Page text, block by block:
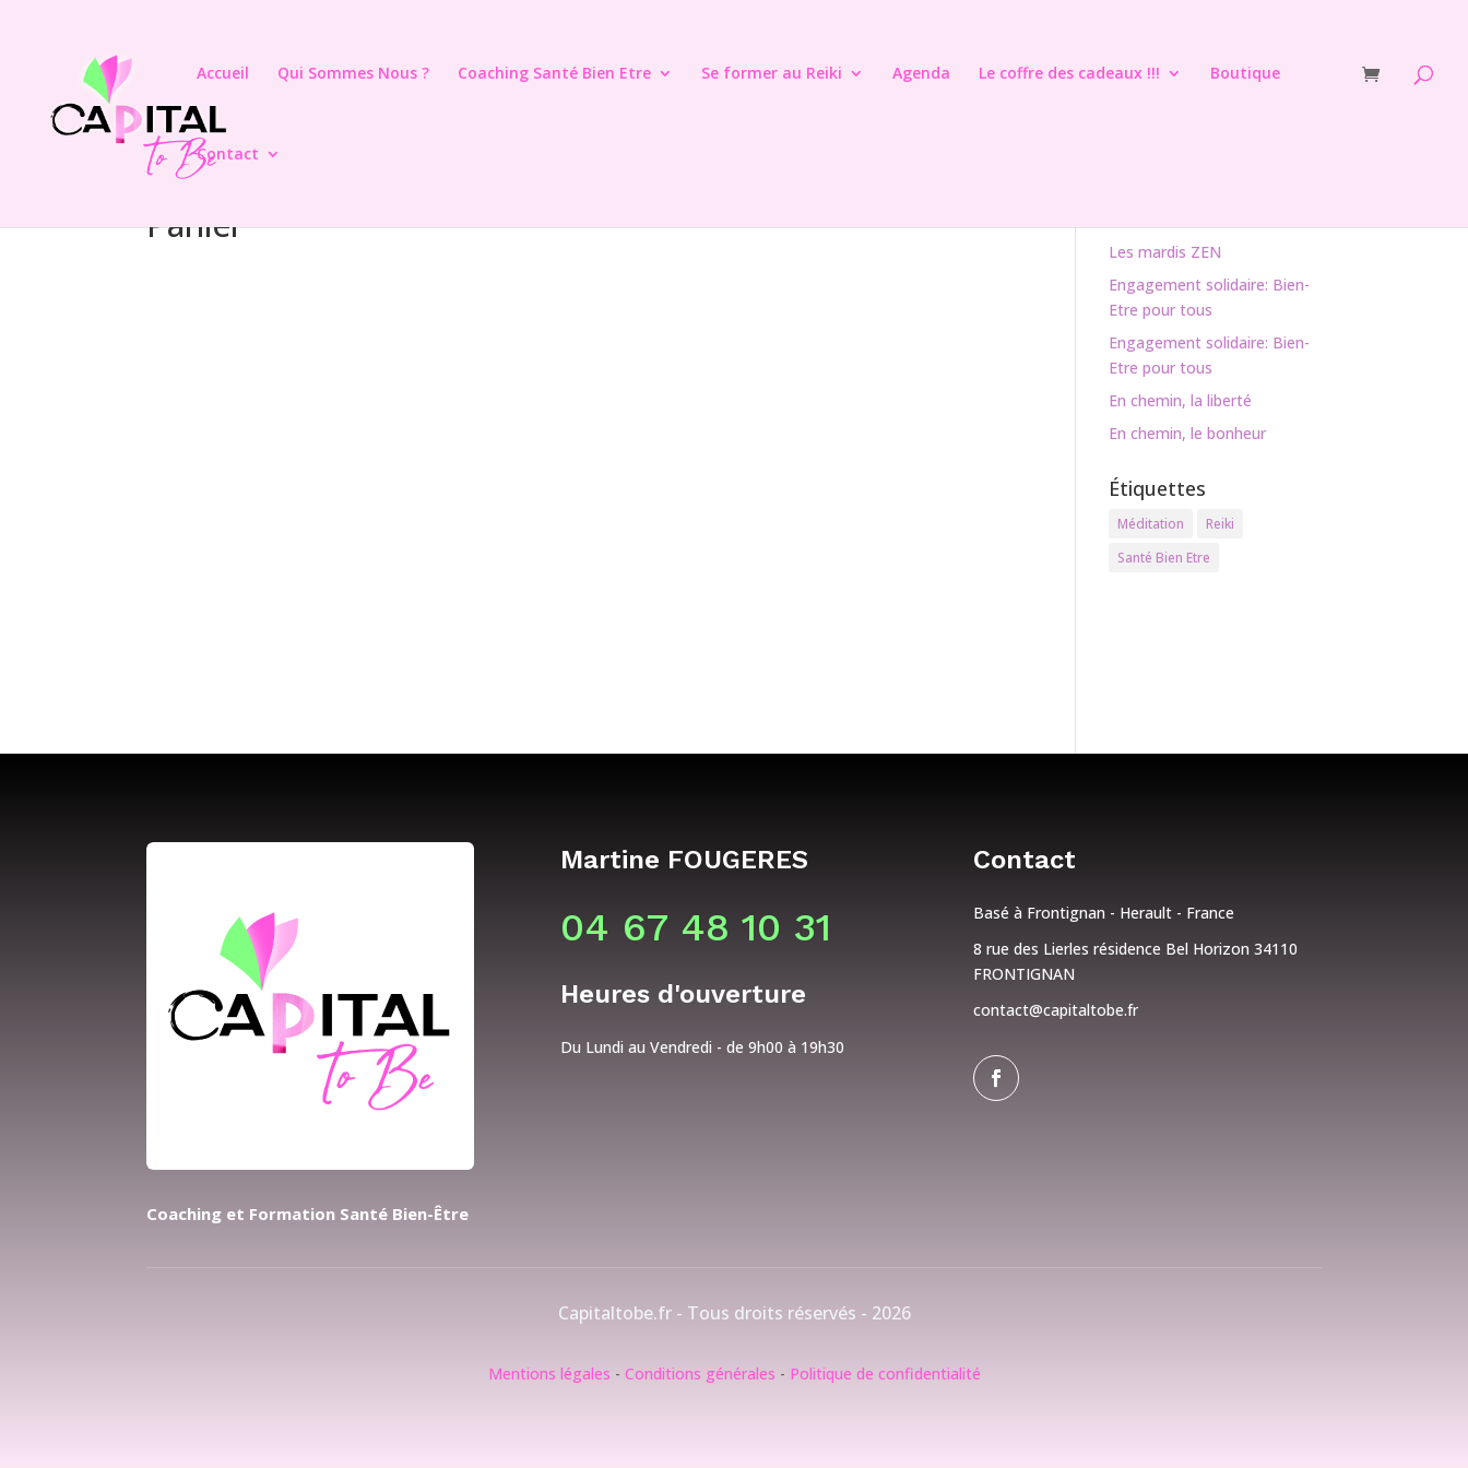
Accueil Qui Sommes Nous ? Coaching Santé Bien Etre Se former au Reiki Agenda Le coffre des cadeaux !!! Boutique
Contact
Panier
Les mardis ZEN
Engagement solidaire: Bien-
Etre pour tous
Engagement solidaire: Bien-
Etre pour tous
En chemin, la liberté
En chemin, le bonheur
Étiquettes
Méditation
Reiki
Santé Bien Etre
Coaching et Formation Santé Bien-Être
Martine FOUGERES
04 67 48 10 31
Heures d'ouverture
Du Lundi au Vendredi - de 9h00 à 19h30
Contact
Basé à Frontignan - Herault - France
8 rue des Lierles résidence Bel Horizon 34110
FRONTIGNAN
contact@capitaltobe.fr
Capitaltobe.fr - Tous droits réservés - 2026
Mentions légales - Conditions générales - Politique de confidentialité